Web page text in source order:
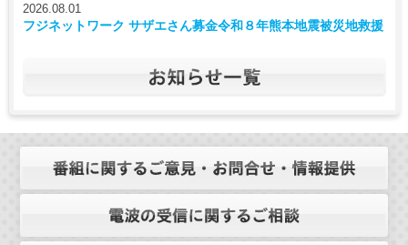
2026.08.01
フジネットワーク サザエさん募金令和８年熊本地震被災地救援